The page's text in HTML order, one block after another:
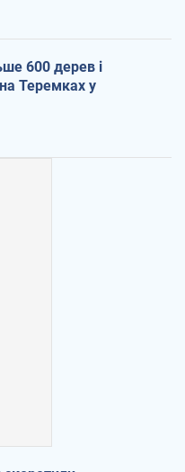
600 дерев і
Теремках у